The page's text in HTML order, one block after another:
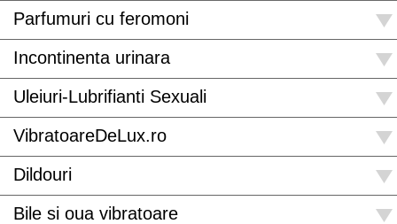
Parfumuri cu feromoni
Incontinenta urinara
Uleiuri-Lubrifianti Sexuali
VibratoareDeLux.ro
Dildouri
Bile si oua vibratoare